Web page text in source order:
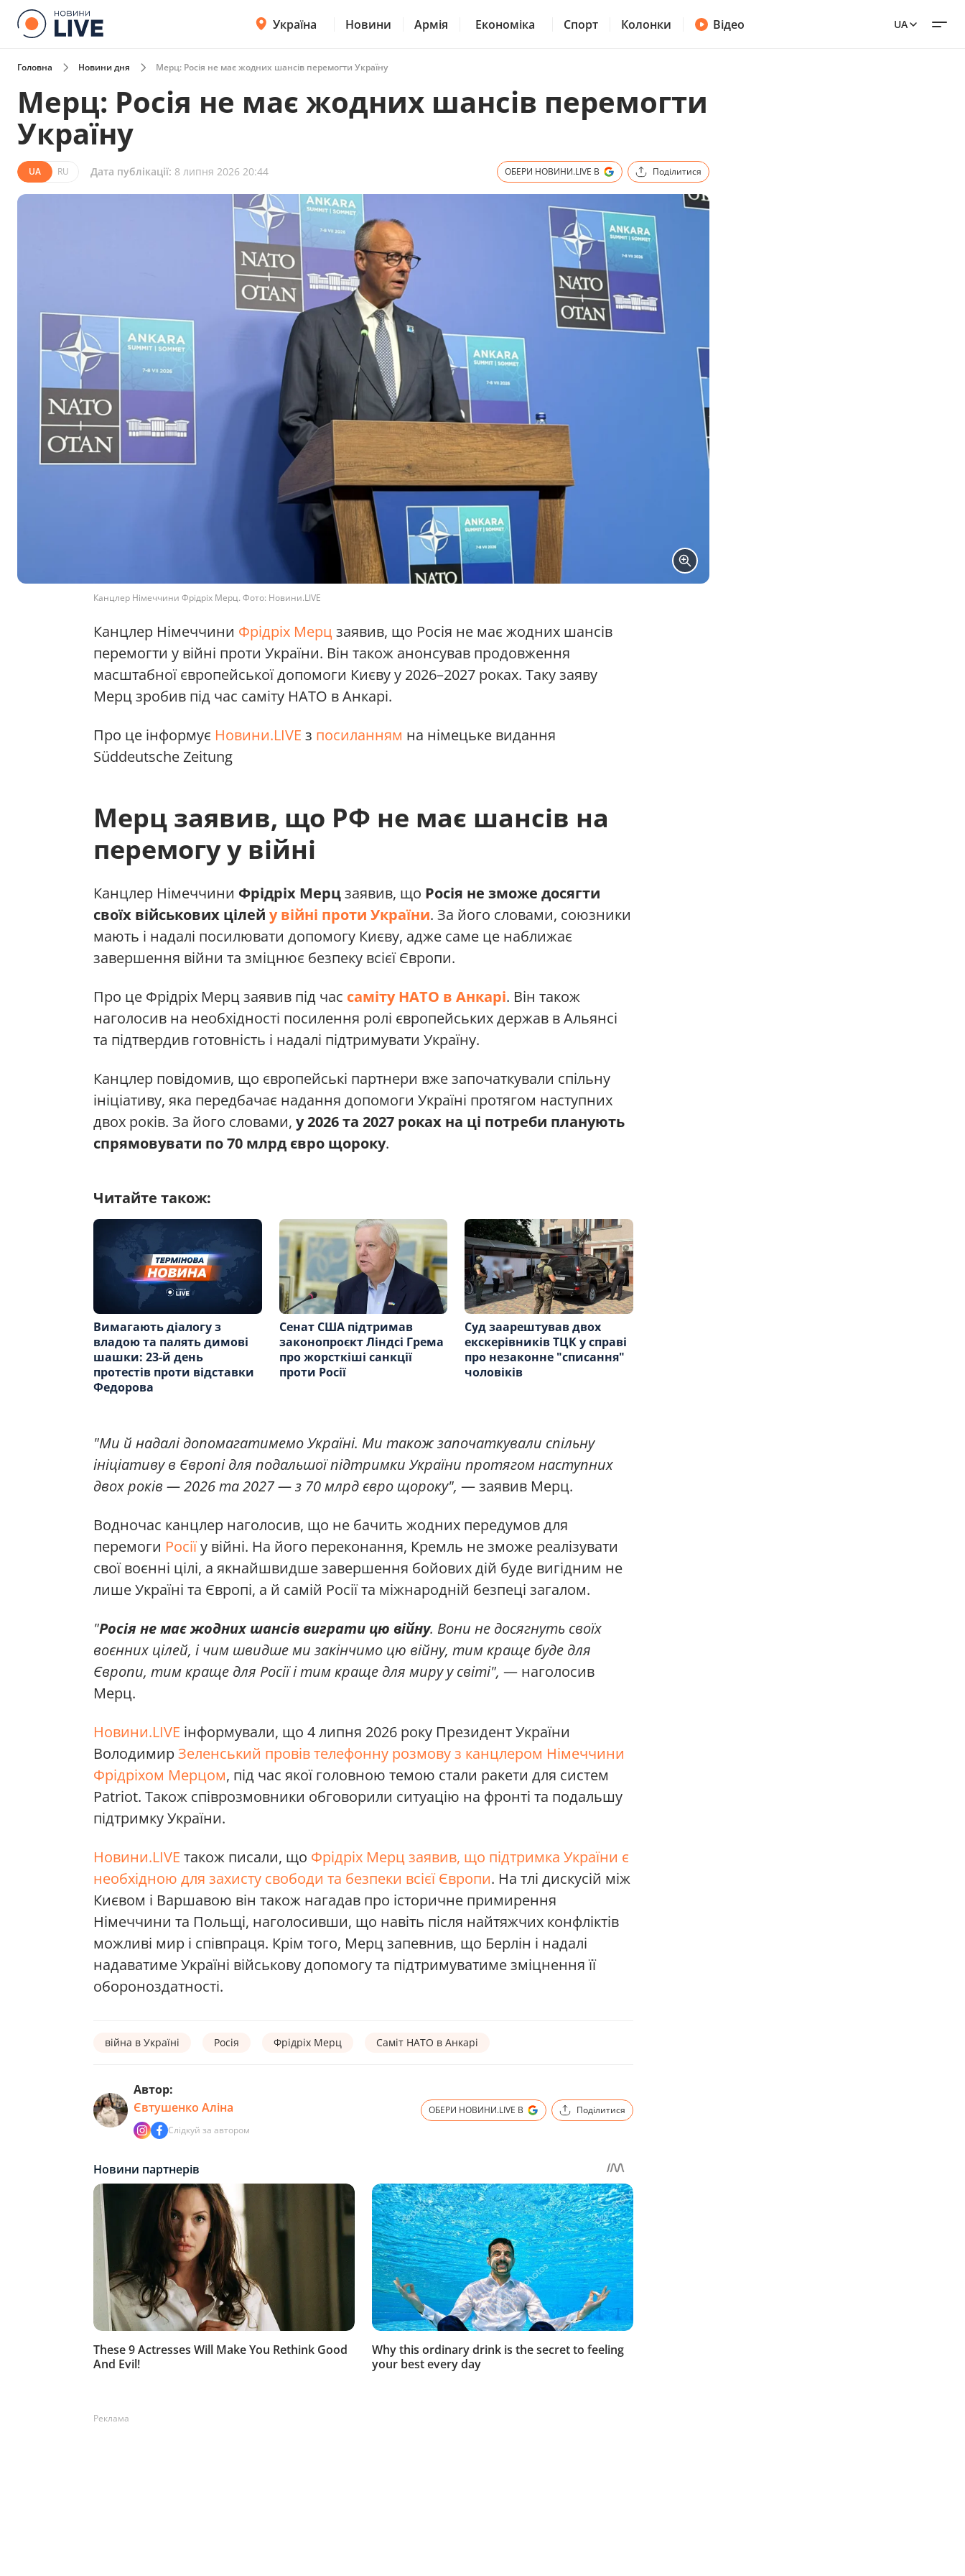
Україна Новини Армія Економіка Спорт Колонки Відео UA
Головна Новини дня Мерц: Росія не має жодних шансів перемогти Україну
Мерц: Росія не має жодних шансів перемогти
Україну
UA RU Дата публікації: 8 липня 2026 20:44 ОБЕРИ НОВИНИ.LIVE В Поділитися
Канцлер Німеччини Фрідріх Мерц. Фото: Новини.LIVE
Канцлер Німеччини Фрідріх Мерцзаявив, що Росія не має жодних шансів
перемогти у війні проти України. Він також анонсував продовження
масштабної європейської допомоги Києву у 2026–2027 роках. Таку заяву
Мерц зробив під час саміту НАТО в Анкарі.
Про це інформує Новини.LIVE з посиланням на німецьке видання
Süddeutsche Zeitung
Мерц заявив, що РФ не має шансів на
перемогу у війні
Канцлер Німеччини Фрідріх Мерцзаявив, що Росія не зможе досягти
своїх військових цілей у війні проти України. За його словами, союзники
мають і надалі посилювати допомогу Києву, адже саме це наближає
завершення війни та зміцнює безпеку всієї Європи.
Про це Фрідріх Мерц заявив під час саміту НАТО в Анкарі. Він також
наголосив на необхідності посилення ролі європейських держав в Альянсі
та підтвердив готовність і надалі підтримувати Україну.
Канцлер повідомив, що європейські партнери вже започаткували спільну
ініціативу, яка передбачає надання допомоги Україні протягом наступних
двох років. За його словами, у 2026 та 2027 роках на ці потреби планують
спрямовувати по 70 млрд євро щороку.
Читайте також:
Вимагають діалогу з
владою та палять димові
шашки: 23-й день
протестів проти відставки
Федорова
Сенат США підтримав
законопроєкт Ліндсі Грема
про жорсткіші санкції
проти Росії
Суд заарештував двох
екскерівників ТЦК у справі
про незаконне "списання"
чоловіків
"Ми й надалі допомагатимемо Україні. Ми також започаткували спільну
ініціативу в Європі для подальшої підтримки України протягом наступних
двох років — 2026 та 2027 — з 70 млрд євро щороку", — заявив Мерц.
Водночас канцлер наголосив, що не бачить жодних передумов для
перемоги Росіїу війні. На його переконання, Кремль не зможе реалізувати
свої воєнні цілі, а якнайшвидше завершення бойових дій буде вигідним не
лише Україні та Європі, а й самій Росії та міжнародній безпеці загалом.
"Росія не має жодних шансів виграти цю війну. Вони не досягнуть своїх
воєнних цілей, і чим швидше ми закінчимо цю війну, тим краще буде для
Європи, тим краще для Росії і тим краще для миру у світі", — наголосив
Мерц.
Новини.LIVE інформували, що 4 липня 2026 року Президент України
Володимир Зеленський провів телефонну розмову з канцлером Німеччини
Фрідріхом Мерцом, під час якої головною темою стали ракети для систем
Patriot. Також співрозмовники обговорили ситуацію на фронті та подальшу
підтримку України.
Новини.LIVE також писали, що Фрідріх Мерц заявив, що підтримка України є
необхідною для захисту свободи та безпеки всієї Європи. На тлі дискусій між
Києвом і Варшавою він також нагадав про історичне примирення
Німеччини та Польщі, наголосивши, що навіть після найтяжчих конфліктів
можливі мир і співпраця. Крім того, Мерц запевнив, що Берлін і надалі
надаватиме Україні військову допомогу та підтримуватиме зміцнення її
обороноздатності.
війна в Україні Росія Фрідріх Мерц Саміт НАТО в Анкарі
Автор:
Євтушенко Аліна
Слідкуй за автором
ОБЕРИ НОВИНИ.LIVE В Поділитися
Реклама